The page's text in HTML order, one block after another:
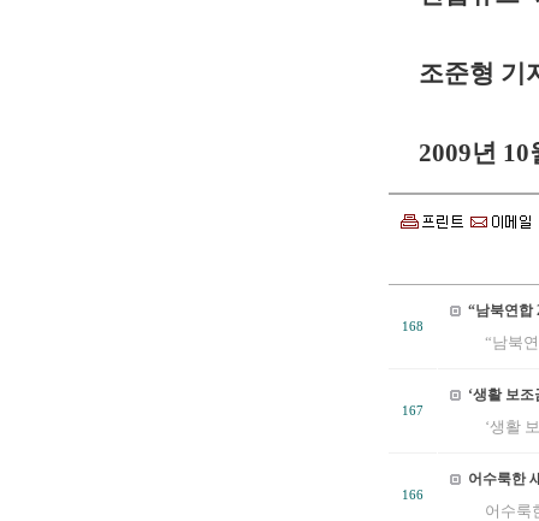
조준형 기
2009년 10
168
“남북연합
“남북
167
‘생활 보
‘생활
166
어수룩한
어수룩